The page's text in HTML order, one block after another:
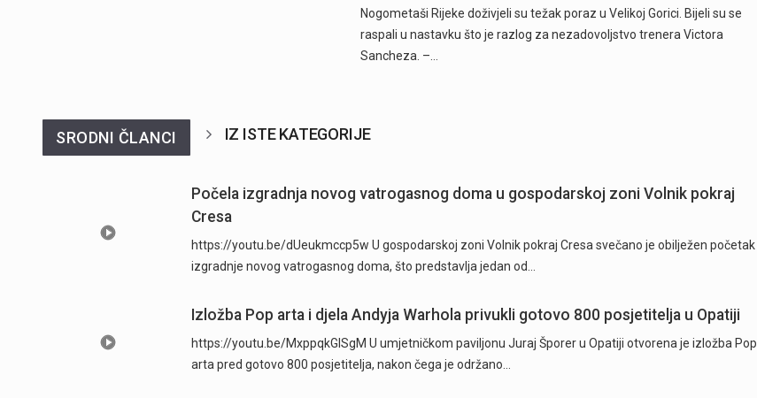
Nogometaši Rijeke doživjeli su težak poraz u Velikoj Gorici. Bijeli su se
raspali u nastavku što je razlog za nezadovoljstvo trenera Victora
Sancheza. –…
SRODNI ČLANCI IZ ISTE KATEGORIJE
Počela izgradnja novog vatrogasnog doma u gospodarskoj zoni Volnik pokraj
Cresa
https://youtu.be/dUeukmccp5w U gospodarskoj zoni Volnik pokraj Cresa svečano je obilježen početak
izgradnje novog vatrogasnog doma, što predstavlja jedan od…
Izložba Pop arta i djela Andyja Warhola privukli gotovo 800 posjetitelja u Opatiji
https://youtu.be/MxppqkGISgM U umjetničkom paviljonu Juraj Šporer u Opatiji otvorena je izložba Pop
arta pred gotovo 800 posjetitelja, nakon čega je održano…